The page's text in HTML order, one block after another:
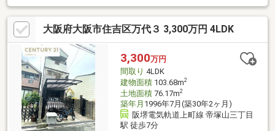
ースの面でも問題なく快適に過ごせますよ。システムキッチンは
必要な物が組み込まれているため、すぐ調理できます。中古の戸
建て物件は便利な価格が魅力の1つです。駅徒歩6分の物件です。
大阪府大阪市住吉区万代３ 3,300万円 4LDK
3,300万円
間取り 4LDK
建物面積103.68m2
土地面積76.17m2
築年月 1996年7月(築30年2ヶ月)
阪堺電気軌道上町線 帝塚山三丁目
駅 徒歩7分